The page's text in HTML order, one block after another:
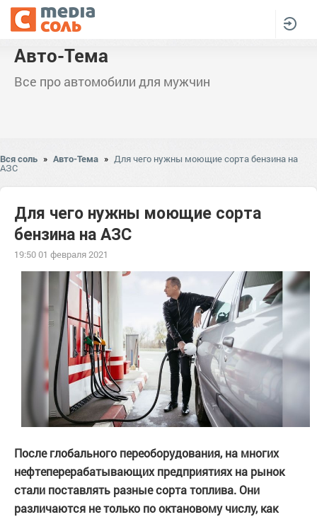
Авто-Тема
Все про автомобили для мужчин
Вся соль » Авто-Тема » Для чего нужны моющие сорта бензина на
АЗС
Для чего нужны моющие сорта
бензина на АЗС
19:50 01 февраля 2021
После глобального переоборудования, на многих
нефтеперерабатывающих предприятиях на рынок
стали поставлять разные сорта топлива. Они
различаются не только по октановому числу, как